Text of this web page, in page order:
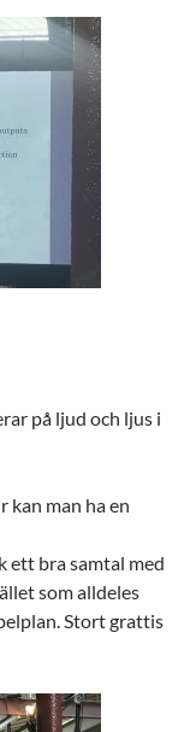
på ljud och ljus i
kan man ha en
ett bra samtal med
som alldeles
Stort grattis